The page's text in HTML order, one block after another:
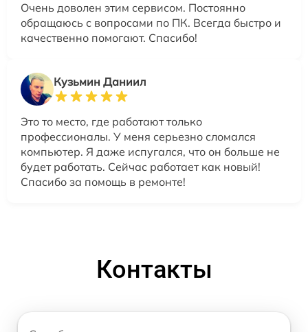
Очень доволен этим сервисом. Постоянно
обращаюсь с вопросами по ПК. Всегда быстро и
качественно помогают. Спасибо!
Кузьмин Даниил
Это то место, где работают только
профессионалы. У меня серьезно сломался
компьютер. Я даже испугался, что он больше не
будет работать. Сейчас работает как новый!
Спасибо за помощь в ремонте!
Контакты